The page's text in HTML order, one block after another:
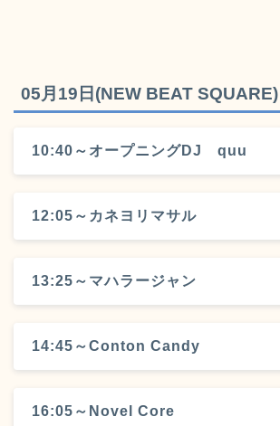
05月19日(NEW BEAT SQUARE)
10:40～オープニングDJ quu
12:05～カネヨリマサル
13:25～マハラージャン
14:45～Conton Candy
16:05～Novel Core